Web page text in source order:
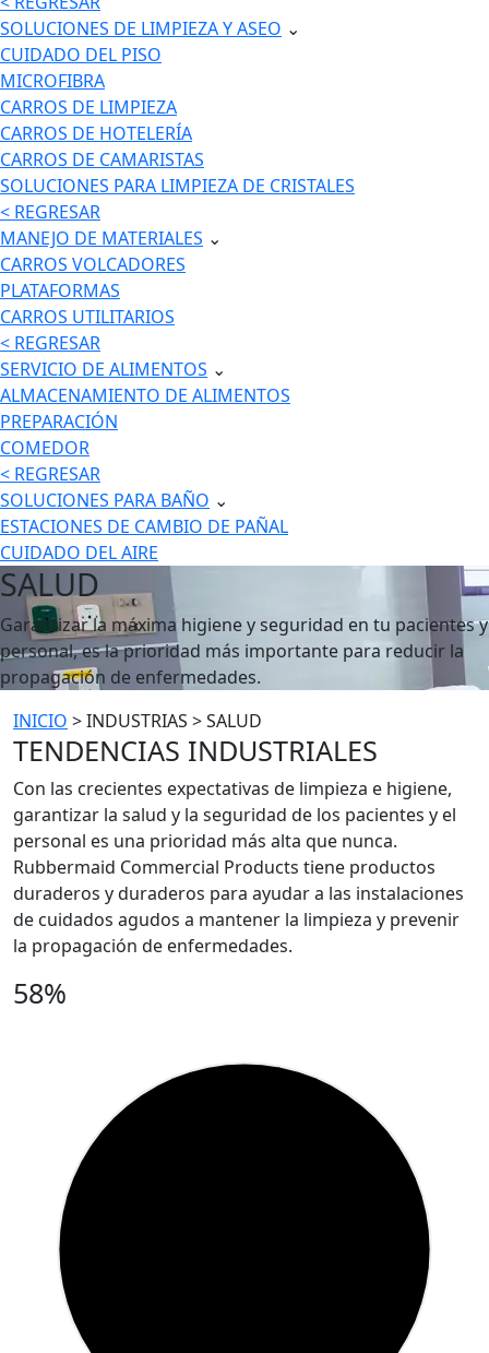
SOLUCIONES DE LIMPIEZA Y ASEO ⌄
CUIDADO DEL PISO
MICROFIBRA
CARROS DE LIMPIEZA
CARROS DE HOTELERÍA
CARROS DE CAMARISTAS
SOLUCIONES PARA LIMPIEZA DE CRISTALES
< REGRESAR
MANEJO DE MATERIALES ⌄
CARROS VOLCADORES
PLATAFORMAS
CARROS UTILITARIOS
< REGRESAR
SERVICIO DE ALIMENTOS ⌄
ALMACENAMIENTO DE ALIMENTOS
PREPARACIÓN
COMEDOR
< REGRESAR
SOLUCIONES PARA BAÑO ⌄
ESTACIONES DE CAMBIO DE PAÑAL
CUIDADO DEL AIRE
SALUD
Garantizar la máxima higiene y seguridad en tu pacientes y
personal, es la prioridad más importante para reducir la
propagación de enfermedades.
INICIO > INDUSTRIAS > SALUD
TENDENCIAS INDUSTRIALES
Con las crecientes expectativas de limpieza e higiene,
garantizar la salud y la seguridad de los pacientes y el
personal es una prioridad más alta que nunca.
Rubbermaid Commercial Products tiene productos
duraderos y duraderos para ayudar a las instalaciones
de cuidados agudos a mantener la limpieza y prevenir
la propagación de enfermedades.
58%